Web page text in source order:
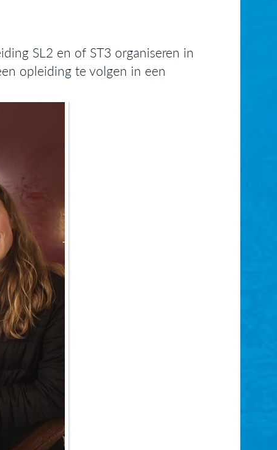
SL2 en of ST3 organiseren in
opleiding te volgen in een